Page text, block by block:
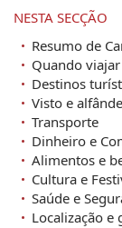
NESTA SECÇÃO
Resumo de
Quando
Destinos
Visto e
Transporte
Dinheiro e
Alimentos e
Cultura e
Saúde e
Localização e